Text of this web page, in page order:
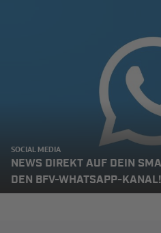
SOCIAL MEDIA
NEWS DIREKT AUF DEIN
DEN BFV-WHATSAPP-KANAL!